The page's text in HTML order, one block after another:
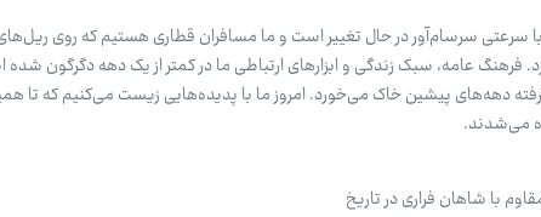
سرعتی سرسام‌آور در حال تغییر است و ما مسافران قطاری هستیم که روی
فرهنگ عامه، سبک زندگی و ابزارهای ارتباطی ما در کمتر از یک دهه دگرگون شده
دهه‌های پیشین خاک می‌خورد. امروز ما با پدیده‌هایی زیست می‌کنیم که تا
می‌شدند.
با شاهان فراری در تاریخ